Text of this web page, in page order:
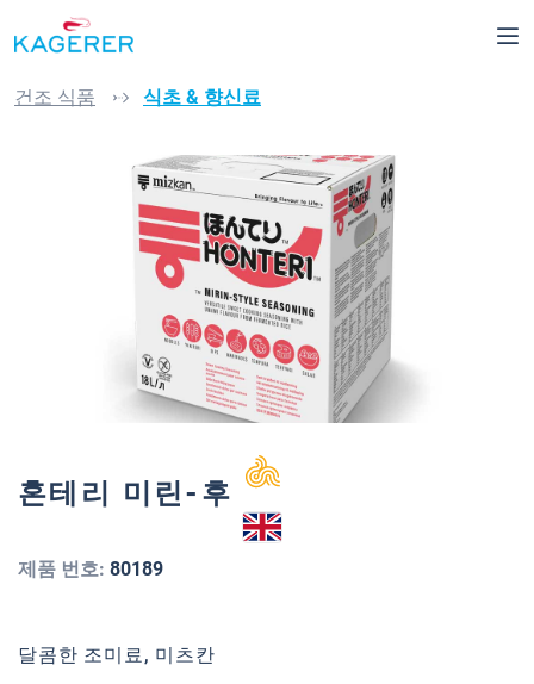
건너뛰기
건조 식품 식초 & 향신료
이미지 갤러리 건너뛰기
혼테리 미린-후
제품 번호: 80189
달콤한 조미료, 미츠칸